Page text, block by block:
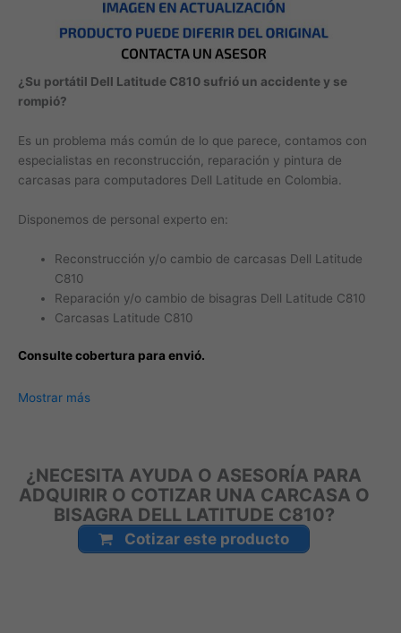
¿Su portátil Dell Latitude C810 sufrió un accidente y se
rompió?
Es un problema más común de lo que parece, contamos con
especialistas en reconstrucción, reparación y pintura de
carcasas para computadores Dell Latitude en Colombia.
Disponemos de personal experto en:
Reconstrucción y/o cambio de carcasas Dell Latitude
C810
Reparación y/o cambio de bisagras Dell Latitude C810
Carcasas Latitude C810
Consulte cobertura para envió.
Leticia, Medellín, Arauca, Barranquilla, Cartagena, Tunja,
Armenia, Pereira, San Andrés, Bucaramanga, Sincelejo,
Ibagué, Cali, Mitú, Puerto Carreño.
Mostrar más
¿NECESITA AYUDA O ASESORÍA PARA
ADQUIRIR O COTIZAR UNA CARCASA O
BISAGRA DELL LATITUDE C810?
Cotizar este producto